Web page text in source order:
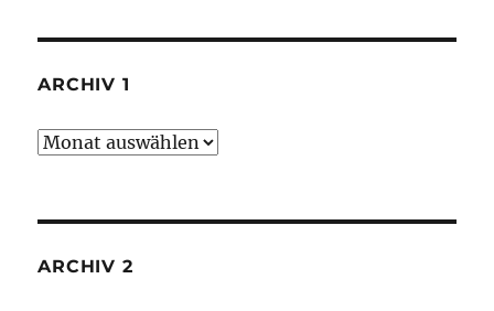
ARCHIV 1
Archiv
ARCHIV 2